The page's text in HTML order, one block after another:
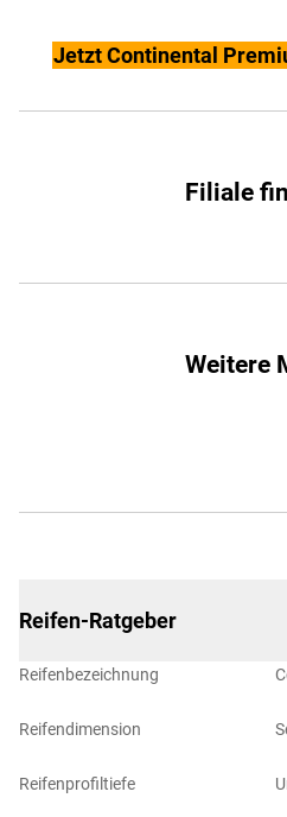
Jetzt Continental
Filiale
Weitere
Reifen-Ratgeber
Reifenbezeichnung
Reifendimension
Reifenprofiltiefe